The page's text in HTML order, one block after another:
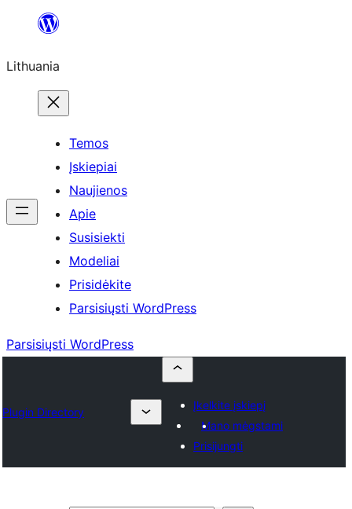
turinio
Lithuania
Temos
Įskiepiai
Naujienos
Apie
Susisiekti
Modeliai
Prisidėkite
Parsisiųsti WordPress
Parsisiųsti WordPress
Plugin Directory
Įkelkite įskiepį
Mano mėgstami
Prisijungti